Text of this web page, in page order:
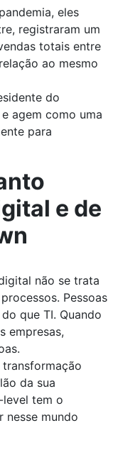
eles
registraram um
totais entre
ao mesmo
do
agem como uma
para
e de
não se trata
Pessoas
que TI. Quando
empresas,
da sua
level tem o
nesse mundo